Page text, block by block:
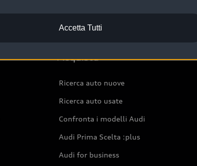
Acquista
Ricerca auto nuove
Ricerca auto usate
Confronta i modelli Audi
Audi Prima Scelta :plus
Audi for business
Accetta Tutti